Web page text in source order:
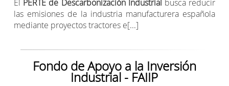
El PERTE de Descarbonización Industrial busca reducir
las emisiones de la industria manufacturera española
mediante proyectos tractores e[...]
Fondo de Apoyo a la Inversión
Industrial - FAIIP